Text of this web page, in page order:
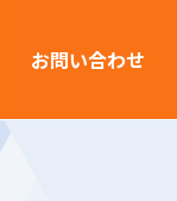
お問い合わせ